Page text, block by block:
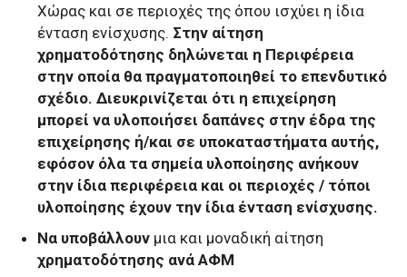
Χώρας και σε περιοχές της όπου ισχύει η ίδια
ένταση ενίσχυσης. Στην αίτηση
χρηματοδότησης δηλώνεται η Περιφέρεια
στην οποία θα πραγματοποιηθεί το επενδυτικό
σχέδιο. Διευκρινίζεται ότι η επιχείρηση
μπορεί να υλοποιήσει δαπάνες στην έδρα της
επιχείρησης ή/και σε υποκαταστήματα αυτής,
εφόσον όλα τα σημεία υλοποίησης ανήκουν
στην ίδια περιφέρεια και οι περιοχές / τόποι
υλοποίησης έχουν την ίδια ένταση ενίσχυσης.
Να υποβάλλουν μια και μοναδική αίτηση
χρηματοδότησης ανά ΑΦΜ